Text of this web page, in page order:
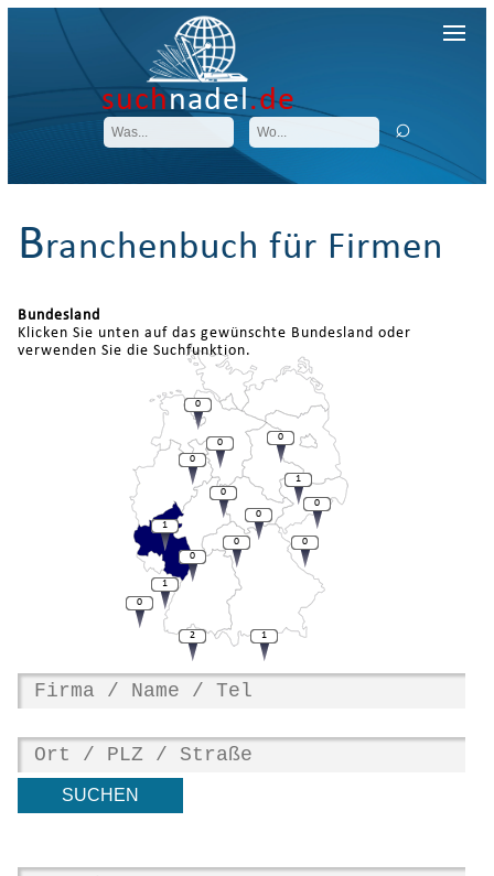
suchnadel.de
Branchenbuch für Firmen
Bundesland
Klicken Sie unten auf das gewünschte Bundesland oder
verwenden Sie die Suchfunktion.
0
0
1
1
0
0
0
0
0
0
0
0
1
2
0
1